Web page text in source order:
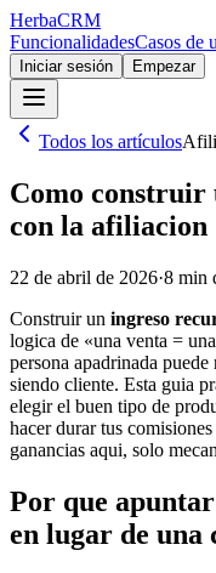
HerbaCRM
FuncionalidadesCasos de
Iniciar sesión Empezar
Todos los artículos
Como construir
con la afiliacion
22 de abril de 2026·8 min
Construir un ingreso
logica de «una venta =
persona apadrinada puede
siendo cliente. Esta guia
elegir el buen tipo de
hacer durar tus
ganancias aqui, solo
Por que
en lugar de una